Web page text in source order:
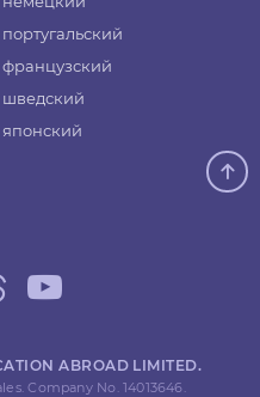
португальский
французский
шведский
японский
ABROAD LIMITED.
Company No. 14013646.